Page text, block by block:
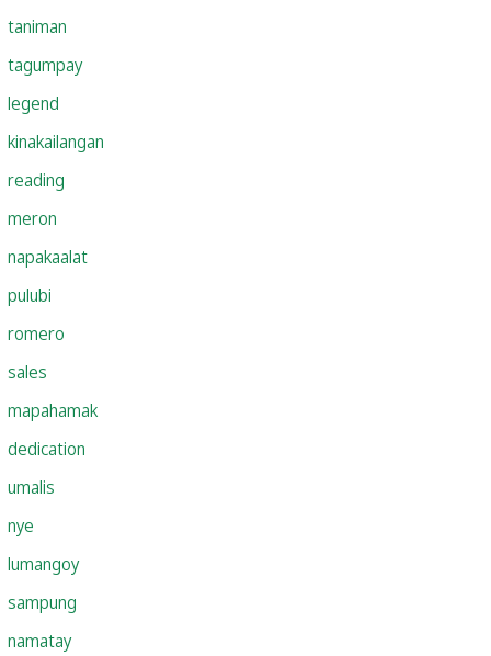
taniman
tagumpay
legend
kinakailangan
reading
meron
napakaalat
pulubi
romero
sales
mapahamak
dedication
umalis
nye
lumangoy
sampung
namatay